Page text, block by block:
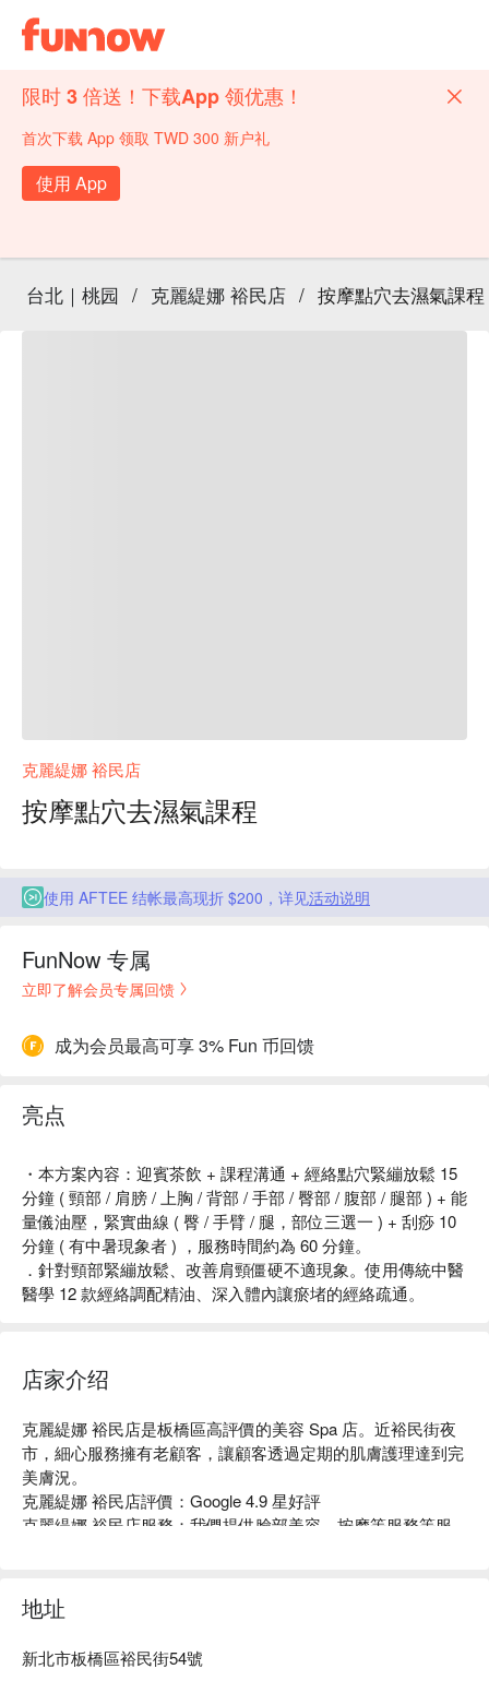
限时 3 倍送！下载App 领优惠！
首次下载 App 领取 TWD 300 新户礼
使用 App
台北｜桃园 / 克麗緹娜 裕民店 / 按摩點穴去濕氣課程
克麗緹娜 裕民店
按摩點穴去濕氣課程
使用 AFTEE 结帐最高现折 $200，详见活动说明
FunNow 专属
立即了解会员专属回馈
成为会员最高可享 3% Fun 币回馈
亮点
・本方案內容：迎賓茶飲 + 課程溝通 + 經絡點穴緊繃放鬆 15
分鐘 ( 頸部 / 肩膀 / 上胸 / 背部 / 手部 / 臀部 / 腹部 / 腿部 ) + 能
量儀油壓，緊實曲線 ( 臀 / 手臂 / 腿，部位三選一 ) + 刮痧 10
分鐘 ( 有中暑現象者 ) ，服務時間約為 60 分鐘。
．針對頸部緊繃放鬆、改善肩頸僵硬不適現象。使用傳統中醫
醫學 12 款經絡調配精油、深入體內讓瘀堵的經絡疏通。
店家介绍
克麗緹娜 裕民店是板橋區高評價的美容 Spa 店。近裕民街夜
市，細心服務擁有老顧客，讓顧客透過定期的肌膚護理達到完
美膚況。
克麗緹娜 裕民店評價：Google 4.9 星好評
克麗緹娜 裕民店服務：我們提供臉部美容、按摩等服務等服
提供專業且客製化的服務，評估、建議、皮膚狀況、尊重與溝
通，再安排最適合的方案搭配。
店優惠立刻查看 ⬇︎
地址
新北市板橋區裕民街54號